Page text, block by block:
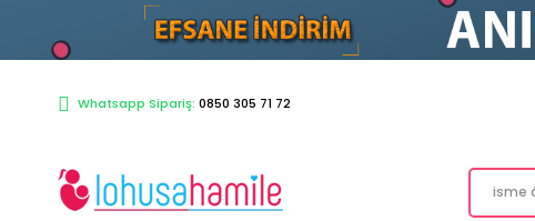
Whatsapp Sipariş: 0850 305 71 72